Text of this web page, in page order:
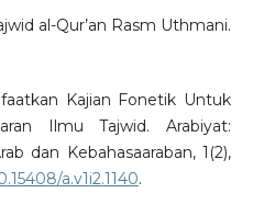
al-Qur’an Rasm Uthmani.
Kajian Fonetik Untuk
Ilmu Tajwid. Arabiyat:
dan Kebahasaaraban, 1(2),
a.v1i2.1140.